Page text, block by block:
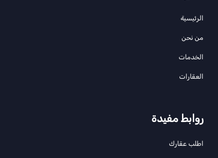
الرئيسية
من نحن
الخدمات
العقارات
روابط مفيدة
اطلب عقارك